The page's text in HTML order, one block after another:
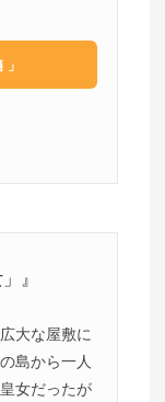
』
大な屋敷に
島から一人
女だったが